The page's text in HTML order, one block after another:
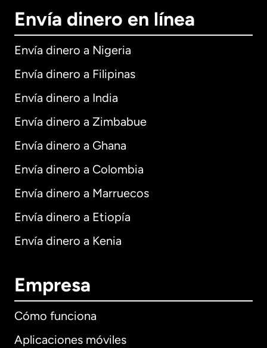
Envía dinero en línea
Envía dinero a Nigeria
Envía dinero a Filipinas
Envía dinero a India
Envía dinero a Zimbabue
Envía dinero a Ghana
Envía dinero a Colombia
Envía dinero a Marruecos
Envía dinero a Etiopía
Envía dinero a Kenia
Empresa
Cómo funciona
Aplicaciones móviles